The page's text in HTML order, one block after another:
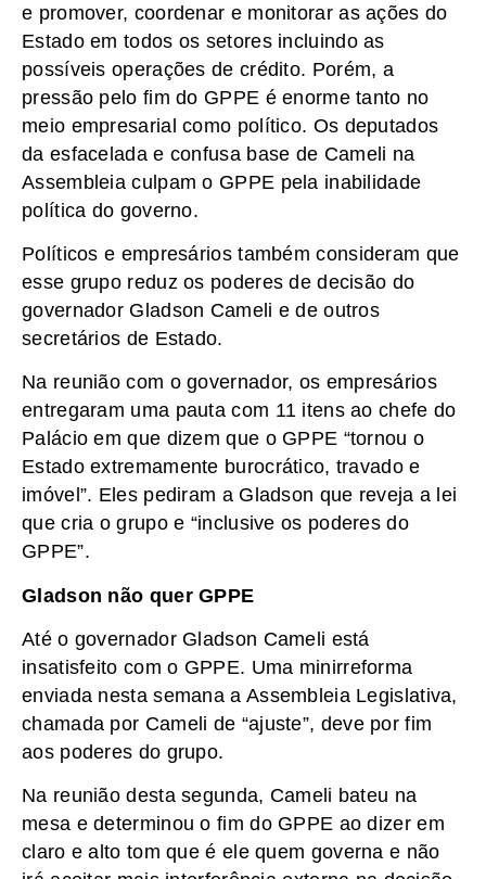
e promover, coordenar e monitorar as ações do
Estado em todos os setores incluindo as
possíveis operações de crédito. Porém, a
pressão pelo fim do GPPE é enorme tanto no
meio empresarial como político. Os deputados
da esfacelada e confusa base de Cameli na
Assembleia culpam o GPPE pela inabilidade
política do governo.
Políticos e empresários também consideram que
esse grupo reduz os poderes de decisão do
governador Gladson Cameli e de outros
secretários de Estado.
Na reunião com o governador, os empresários
entregaram uma pauta com 11 itens ao chefe do
Palácio em que dizem que o GPPE “tornou o
Estado extremamente burocrático, travado e
imóvel”. Eles pediram a Gladson que reveja a lei
que cria o grupo e “inclusive os poderes do
GPPE”.
Gladson não quer GPPE
Até o governador Gladson Cameli está
insatisfeito com o GPPE. Uma minirreforma
enviada nesta semana a Assembleia Legislativa,
chamada por Cameli de “ajuste”, deve por fim
aos poderes do grupo.
Na reunião desta segunda, Cameli bateu na
mesa e determinou o fim do GPPE ao dizer em
claro e alto tom que é ele quem governa e não